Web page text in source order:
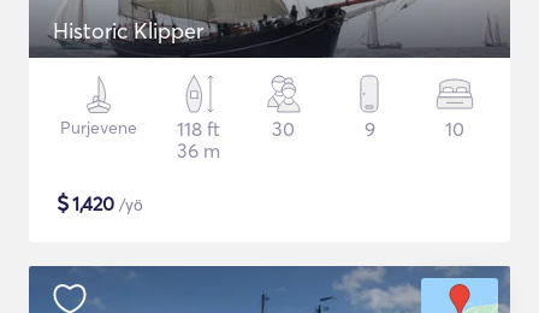
Historic Klipper
Purjevene
118 ft
36 m
30 9 10
$1,420 /yö